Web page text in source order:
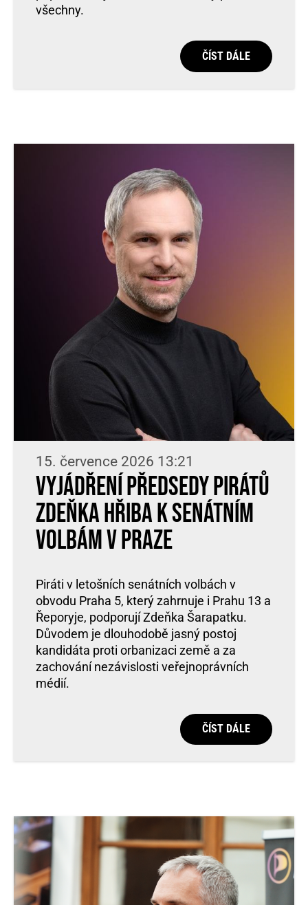
všechny.
ČÍST DÁLE
15. července 2026 13:21
Vyjádření předsedy Pirátů
Zdeňka Hřiba k senátním
volbám v Praze
Piráti v letošních senátních volbách v
obvodu Praha 5, který zahrnuje i Prahu 13 a
Řeporyje, podporují Zdeňka Šarapatku.
Důvodem je dlouhodobě jasný postoj
kandidáta proti orbanizaci země a za
zachování nezávislosti veřejnoprávních
médií.
ČÍST DÁLE